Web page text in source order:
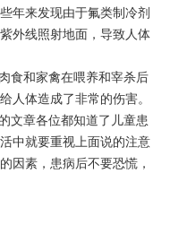
年来发现由于氟类制冷剂
外线照射地面，导致人体
食和家禽在喂养和宰杀后
人体造成了非常的伤害。
文章各位都知道了儿童患
中就要重视上面说的注意
因素，患病后不要恐慌，